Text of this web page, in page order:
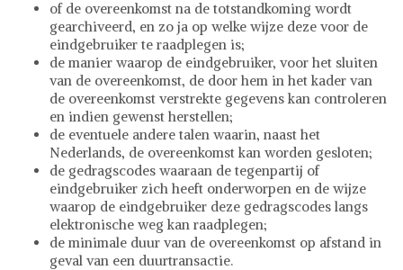
of de overeenkomst na de totstandkoming wordt
gearchiveerd, en zo ja op welke wijze deze voor de
eindgebruiker te raadplegen is;
de manier waarop de eindgebruiker, voor het sluiten
van de overeenkomst, de door hem in het kader van
de overeenkomst verstrekte gegevens kan controleren
en indien gewenst herstellen;
de eventuele andere talen waarin, naast het
Nederlands, de overeenkomst kan worden gesloten;
de gedragscodes waaraan de tegenpartij of
eindgebruiker zich heeft onderworpen en de wijze
waarop de eindgebruiker deze gedragscodes langs
elektronische weg kan raadplegen;
de minimale duur van de overeenkomst op afstand in
geval van een duurtransactie.